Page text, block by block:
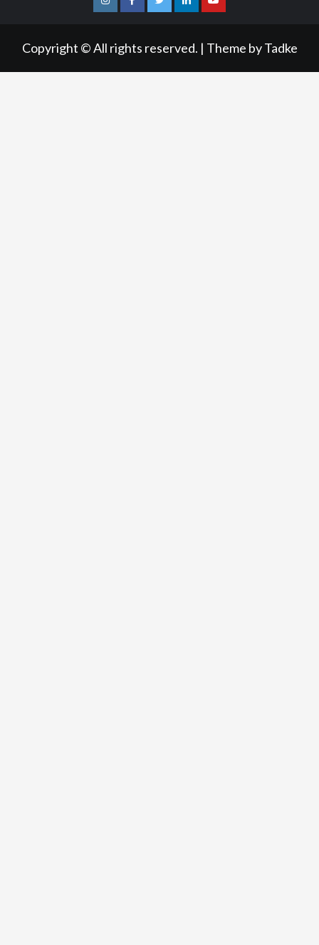
InstagramFacebookTwitterLinkedinYoutube
Copyright © All rights reserved. | Theme byTadke